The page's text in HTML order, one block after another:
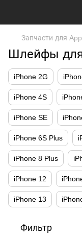
Запчасти для
Шлейфы для
iPhone 2G
iPhone 4S
iPhone SE
iPhone 6S Plus
iPhone 8 Plus
iPhone 12
iPhone 13
Фильтр